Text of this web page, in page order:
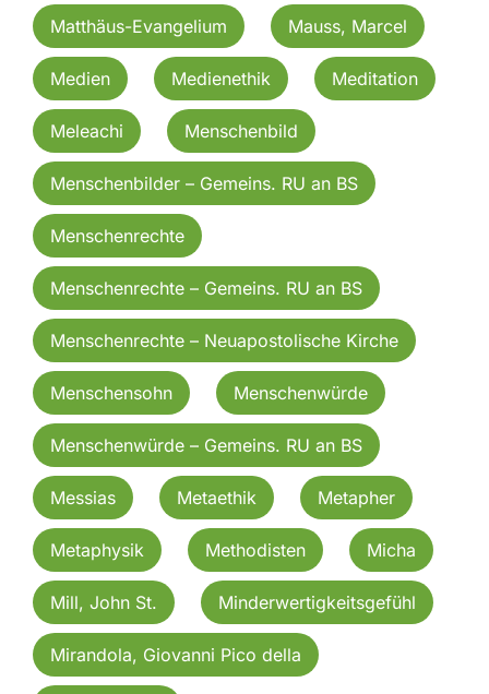
Matthäus-Evangelium Mauss, Marcel
Medien Medienethik Meditation
Meleachi Menschenbild
Menschenbilder – Gemeins. RU an BS
Menschenrechte
Menschenrechte – Gemeins. RU an BS
Menschenrechte – Neuapostolische Kirche
Menschensohn Menschenwürde
Menschenwürde – Gemeins. RU an BS
Messias Metaethik Metapher
Metaphysik Methodisten Micha
Mill, John St. Minderwertigkeitsgefühl
Mirandola, Giovanni Pico della